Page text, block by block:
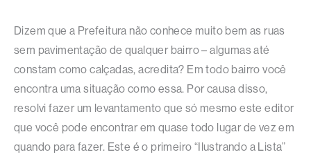
Dizem que a Prefeitura não conhece muito bem as ruas
sem pavimentação de qualquer bairro – algumas até
constam como calçadas, acredita? Em todo bairro você
encontra uma situação como essa. Por causa disso,
resolvi fazer um levantamento que só mesmo este editor
que você pode encontrar em quase todo lugar de vez em
quando para fazer. Este é o primeiro “Ilustrando a Lista”